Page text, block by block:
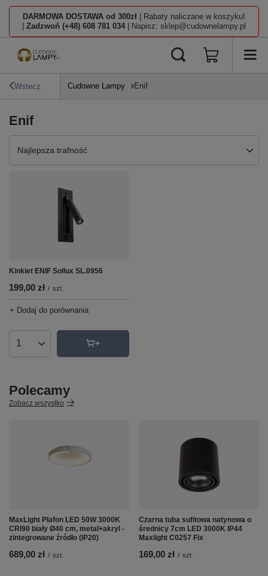
DARMOWA DOSTAWA od 300zł | Rabaty naliczane w koszyku!
Zadzwoń (+48) 608 781 034 | Napisz: sklep@cudownelampy.pl
Wstecz Cudowne Lampy Enif
Enif
Zmień sortowanie
Najlepsza trafność
Kinkiet ENIF Sollux SL.0956
199,00 zł / szt.
+ Dodaj do porównania
Ilość produktów
Polecamy
Zobacz wszystko
MaxLight Plafon LED 50W 3000K
CRI90 biały Ø40 cm, metal+akryl -
zintegrowane źródło (IP20)
689,00 zł / szt.
Czarna tuba sufitowa natynowa o
średnicy 7cm LED 3000K IP44
Maxlight C0257 Fix
169,00 zł / szt.